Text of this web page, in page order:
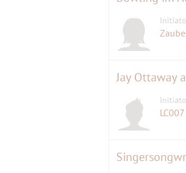
Jay Ottaway
LC007